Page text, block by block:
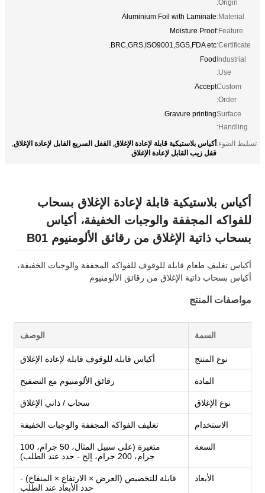
Origin:
Material:
Aluminium Foil with Laminate
Feature:
Moisture Proof
Certificate:
BRC,GRS,ISO9001,SGS,FDA etc.
Industrial
Use:
Food
Custom
Order:
Accept
Surface
Handling:
Gravure printing
تسليط الضوء:أكياس بلاستيكية قابلة لإعادة الإغلاق, القفل السريع القابل لإعادة الإغلاق,
قفل زيب القابل لإعادة الإغلاق
أكياس بلاستيكية قابلة لإعادة الإغلاق بسحاب
للفواكه المجففة والوجبات الخفيفة، أكياس
بسحاب ذاتية الإغلاق من رقائق الألومنيوم B01
أكياس تغليف طعام قابلة للوقوف للفواكه المجففة والوجبات الخفيفة،
أكياس بسحاب ذاتية الإغلاق من رقائق الألومنيوم
مواصفات المنتج
السمة الوصف
نوع المنتج أكياس قابلة للوقوف قابلة لإعادة الإغلاق
المادة رقائق الألومنيوم مع التصفيح
نوع الإغلاق سحاب / ذاتي الإغلاق
الاستخدام تغليف الفواكه المجففة والوجبات الخفيفة
السعة
متغيرة (على سبيل المثال، 50 جرام، 100
جرام، 200 جرام، إلخ - حدد عند الطلب)
الأبعاد
قابلة للتخصيص (العرض × الارتفاع × المنفاخ) -
حدد الأبعاد عند الطلب